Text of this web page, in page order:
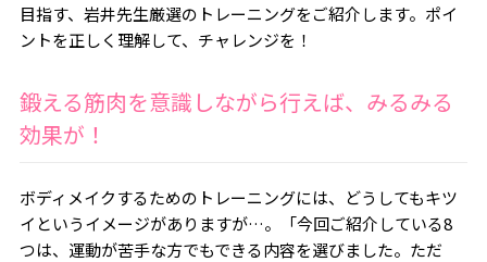
目指す、岩井先生厳選のトレーニングをご紹介します。ポイ
ントを正しく理解して、チャレンジを！
鍛える筋肉を意識しながら行えば、みるみる
効果が！
ボディメイクするためのトレーニングには、どうしてもキツ
イというイメージがありますが…。「今回ご紹介している8
つは、運動が苦手な方でもできる内容を選びました。ただ